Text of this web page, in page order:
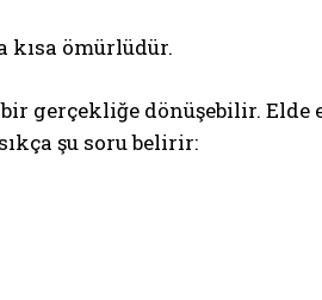
kısa ömürlüdür.
bir gerçekliğe dönüşebilir.
şu soru belirir: